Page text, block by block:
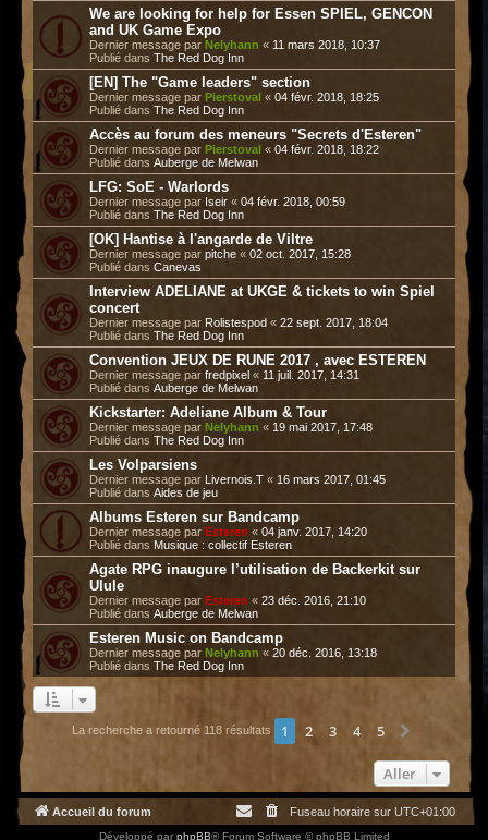
We are looking for help for Essen SPIEL, GENCON
and UK Game Expo
Dernier message par Nelyhann « 11 mars 2018, 10:37
Publié dans The Red Dog Inn
[EN] The "Game leaders" section
Dernier message par Pierstoval « 04 févr. 2018, 18:25
Publié dans The Red Dog Inn
Accès au forum des meneurs "Secrets d'Esteren"
Dernier message par Pierstoval « 04 févr. 2018, 18:22
Publié dans Auberge de Melwan
LFG: SoE - Warlords
Dernier message par Iseir « 04 févr. 2018, 00:59
Publié dans The Red Dog Inn
[OK] Hantise à l'angarde de Viltre
Dernier message par pitche « 02 oct. 2017, 15:28
Publié dans Canevas
Interview ADELIANE at UKGE & tickets to win Spiel
concert
Dernier message par Rolistespod « 22 sept. 2017, 18:04
Publié dans The Red Dog Inn
Convention JEUX DE RUNE 2017 , avec ESTEREN
Dernier message par fredpixel « 11 juil. 2017, 14:31
Publié dans Auberge de Melwan
Kickstarter: Adeliane Album & Tour
Dernier message par Nelyhann « 19 mai 2017, 17:48
Publié dans The Red Dog Inn
Les Volparsiens
Dernier message par Livernois.T « 16 mars 2017, 01:45
Publié dans Aides de jeu
Albums Esteren sur Bandcamp
Dernier message par Esteren « 04 janv. 2017, 14:20
Publié dans Musique : collectif Esteren
Agate RPG inaugure l’utilisation de Backerkit sur
Ulule
Dernier message par Esteren « 23 déc. 2016, 21:10
Publié dans Auberge de Melwan
Esteren Music on Bandcamp
Dernier message par Nelyhann « 20 déc. 2016, 13:18
Publié dans The Red Dog Inn
La recherche a retourné 118 résultats 1 2 3 4 5
Aller
Accueil du forum Fuseau horaire sur UTC+01:00
Développé par phpBB® Forum Software © phpBB Limited